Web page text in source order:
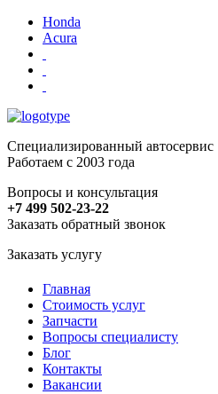
Honda
Acura
Специализированный автосервис
Работаем с 2003 года
Вопросы и консультация
+7 499 502-23-22
Заказать обратный звонок
Заказать услугу
Главная
Стоимость услуг
Запчасти
Вопросы специалисту
Блог
Контакты
Вакансии